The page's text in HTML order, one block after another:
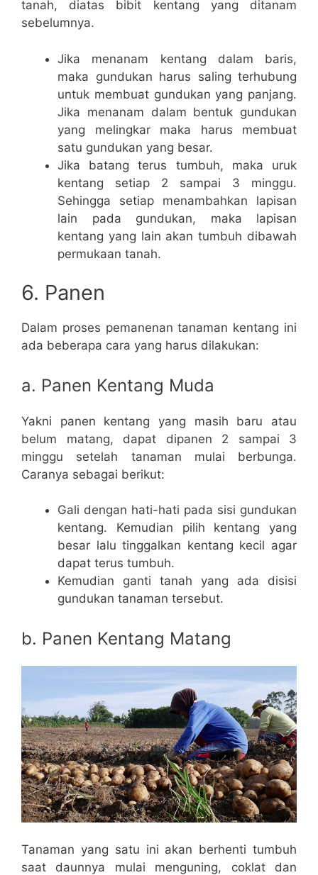
tanah, diatas bibit kentang yang ditanam
sebelumnya.
Jika menanam kentang dalam baris,
maka gundukan harus saling terhubung
untuk membuat gundukan yang panjang.
Jika menanam dalam bentuk gundukan
yang melingkar maka harus membuat
satu gundukan yang besar.
Jika batang terus tumbuh, maka uruk
kentang setiap 2 sampai 3 minggu.
Sehingga setiap menambahkan lapisan
lain pada gundukan, maka lapisan
kentang yang lain akan tumbuh dibawah
permukaan tanah.
6. Panen
Dalam proses pemanenan tanaman kentang ini
ada beberapa cara yang harus dilakukan:
a. Panen Kentang Muda
Yakni panen kentang yang masih baru atau
belum matang, dapat dipanen 2 sampai 3
minggu setelah tanaman mulai berbunga.
Caranya sebagai berikut:
Gali dengan hati-hati pada sisi gundukan
kentang. Kemudian pilih kentang yang
besar lalu tinggalkan kentang kecil agar
dapat terus tumbuh.
Kemudian ganti tanah yang ada disisi
gundukan tanaman tersebut.
b. Panen Kentang Matang
Tanaman yang satu ini akan berhenti tumbuh
saat daunnya mulai menguning, coklat dan